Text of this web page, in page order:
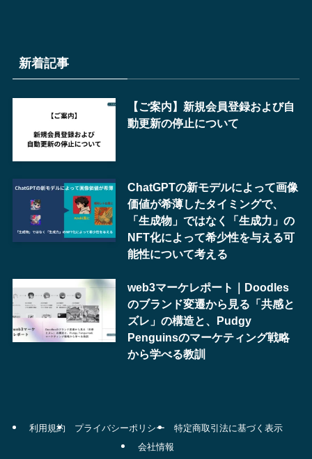
新着記事
【ご案内】新規会員登録および自
動更新の停止について
ChatGPTの新モデルによって画像
価値が希薄したタイミングで、
「生成物」ではなく「生成力」の
NFT化によって希少性を与える可
能性について考える
web3マーケレポート｜Doodles
のブランド変遷から見る「共感と
ズレ」の構造と、Pudgy
Penguinsのマーケティング戦略
から学べる教訓
利用規約 プライバシーポリシー
特定商取引法に基づく表示
会社情報